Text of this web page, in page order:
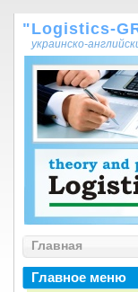
"Logistics-
украинско-
Главная
Главное меню